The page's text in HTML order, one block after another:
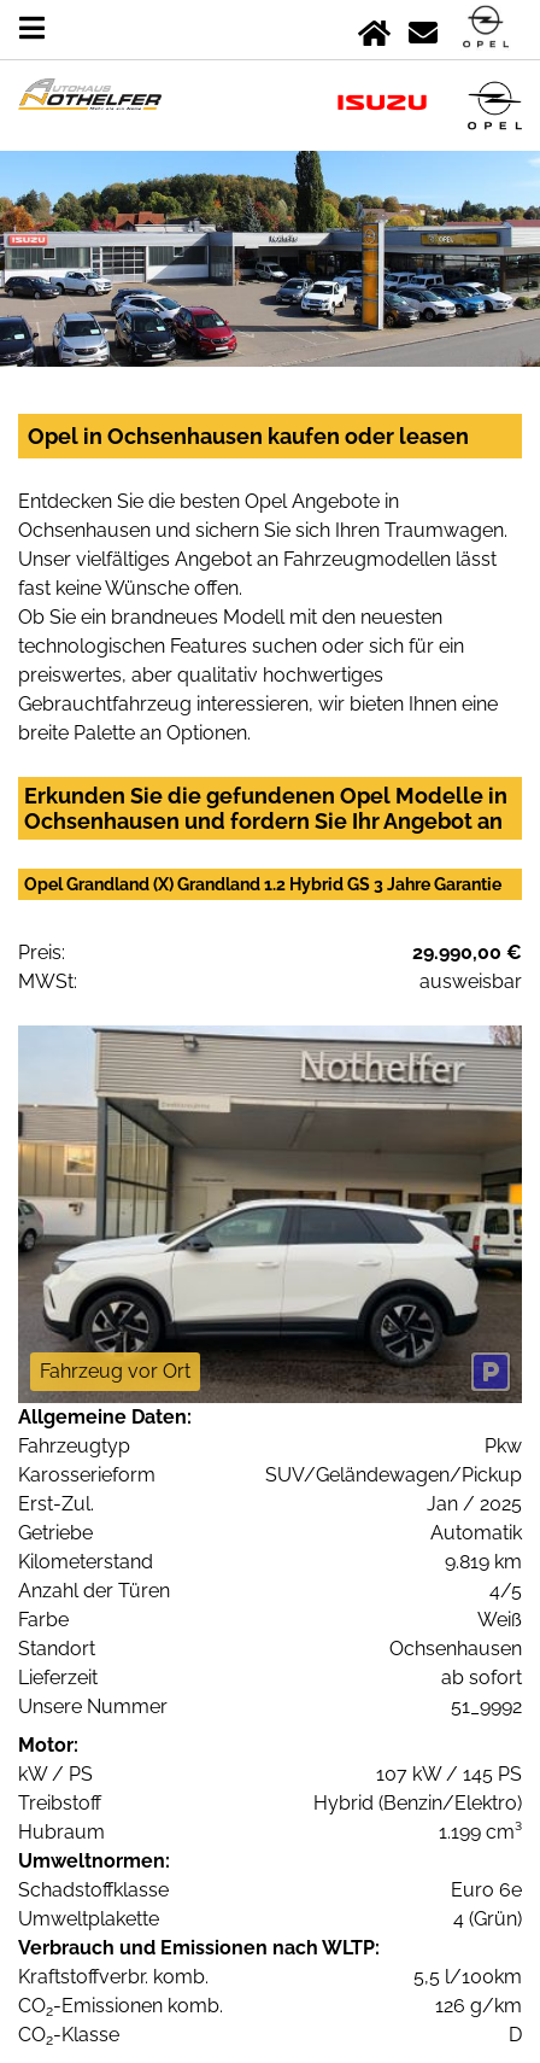
Opel in Ochsenhausen kaufen oder leasen
Entdecken Sie die besten Opel Angebote in
Ochsenhausen und sichern Sie sich Ihren Traumwagen.
Unser vielfältiges Angebot an Fahrzeugmodellen lässt
fast keine Wünsche offen.
Ob Sie ein brandneues Modell mit den neuesten
technologischen Features suchen oder sich für ein
preiswertes, aber qualitativ hochwertiges
Gebrauchtfahrzeug interessieren, wir bieten Ihnen eine
breite Palette an Optionen.
Erkunden Sie die gefundenen Opel Modelle in
Ochsenhausen und fordern Sie Ihr Angebot an
Opel Grandland (X) Grandland 1.2 Hybrid GS 3 Jahre Garantie
Preis:
29.990,00 €
MWSt:
ausweisbar
Fahrzeug vor Ort
Allgemeine Daten:
Fahrzeugtyp
Pkw
Karosserieform
SUV/Geländewagen/Pickup
Erst-Zul.
Jan / 2025
Getriebe
Automatik
Kilometerstand
9.819 km
Anzahl der Türen
4/5
Farbe
Weiß
Standort
Ochsenhausen
Lieferzeit
ab sofort
Unsere Nummer
51_9992
Motor:
kW / PS
107 kW / 145 PS
Treibstoff
Hybrid (Benzin/Elektro)
Hubraum
1.199 cm³
Umweltnormen:
Schadstoffklasse
Euro 6e
Umweltplakette
4 (Grün)
Verbrauch und Emissionen nach WLTP:
Kraftstoffverbr. komb.
5,5 l/100km
CO2-Emissionen komb.
126 g/km
CO2-Klasse D